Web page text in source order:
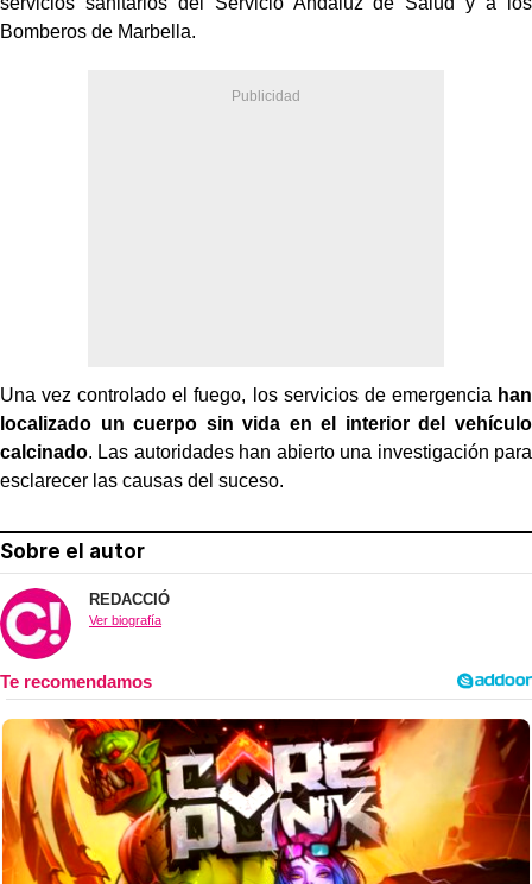
Bomberos de Marbella.
Una vez controlado el fuego, los servicios de emergencia han
localizado un cuerpo sin vida en el interior del vehículo
calcinado. Las autoridades han abierto una investigación para
esclarecer las causas del suceso.
Sobre el autor
REDACCIÓ
Ver biografía